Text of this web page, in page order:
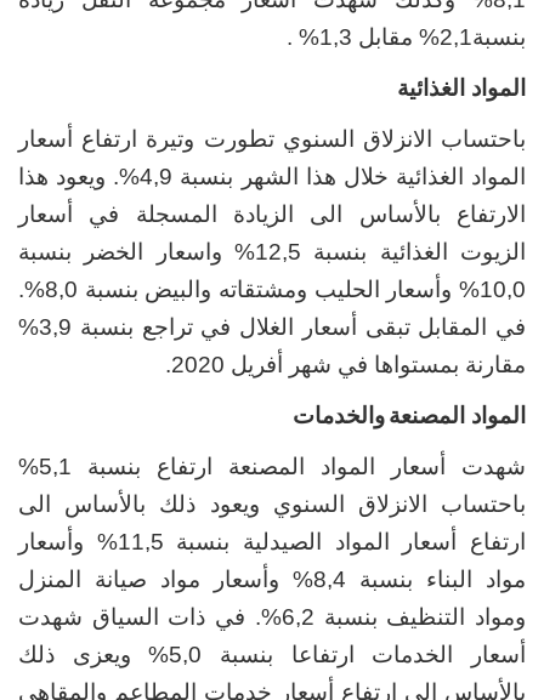
بنسبة2,1% مقابل 1,3% .
المواد الغذائية
باحتساب الانزلاق السنويتطورت وتيرة ارتفاع أسعار
المواد الغذائية خلال هذا الشهر بنسبة 4,9%
. ويعود هذا
الارتفاع بالأساس الى الزيادة المسجلة في أسعار
الزيوت الغذائية بنسبة 12,5% واسعار الخضر بنسبة
10,0% وأسعار الحليب ومشتقاته والبيض بنسبة 8,0%.
في المقابل تبقى أسعار الغلال في تراجع بنسبة 3,9%
مقارنة بمستواها في شهر أفريل 2020.
المواد المصنعةوالخدمات
شهدت أسعار المواد المصنعة ارتفاع بنسبة 5,1%
باحتساب الانزلاق السنوي ويعود ذلك بالأساس الى
ارتفاع أسعار المواد الصيدلية بنسبة 11,5% وأسعار
مواد البناء بنسبة 8,4% وأسعار مواد صيانة المنزل
ومواد التنظيف بنسبة 6,2%. في ذات السياق شهدت
أسعار الخدمات ارتفاعا بنسبة 5,0% ويعزى ذلك
بالأساس الى ارتفاع أسعار خدمات المطاعم والمقاهي